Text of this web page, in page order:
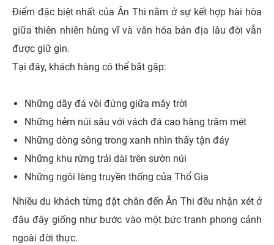
Điểm đặc biệt nhất của Ân Thi nằm ở sự kết hợp hài hòa
giữa thiên nhiên hùng vĩ và văn hóa bản địa lâu đời vẫn
được giữ gìn.
Tại đây, khách hàng có thể bắt gặp:
Những dãy đá vôi đứng giữa mây trời
Những hẻm núi sâu với vách đá cao hàng trăm mét
Những dòng sông trong xanh nhìn thấy tận đáy
Những khu rừng trải dài trên sườn núi
Những ngôi làng truyền thống của Thổ Gia
Nhiều du khách từng đặt chân đến Ân Thi đều nhận xét ở
đâu đây giống như bước vào một bức tranh phong cảnh
ngoài đời thực.